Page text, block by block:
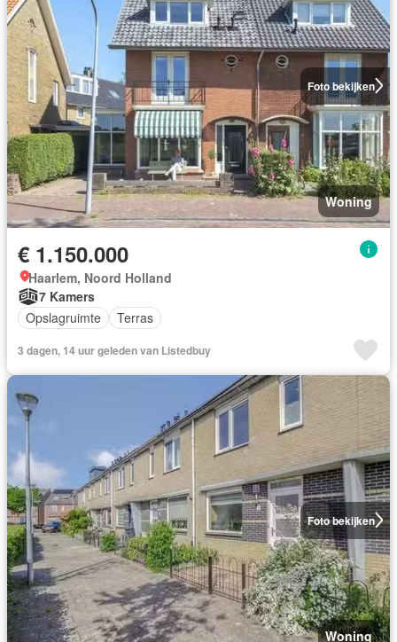
Foto bekijken
Woning
€ 1.150.000
Haarlem, Noord Holland
7 Kamers
Opslagruimte
Terras
3 dagen, 14 uur geleden van Listedbuy
Foto bekijken
Woning